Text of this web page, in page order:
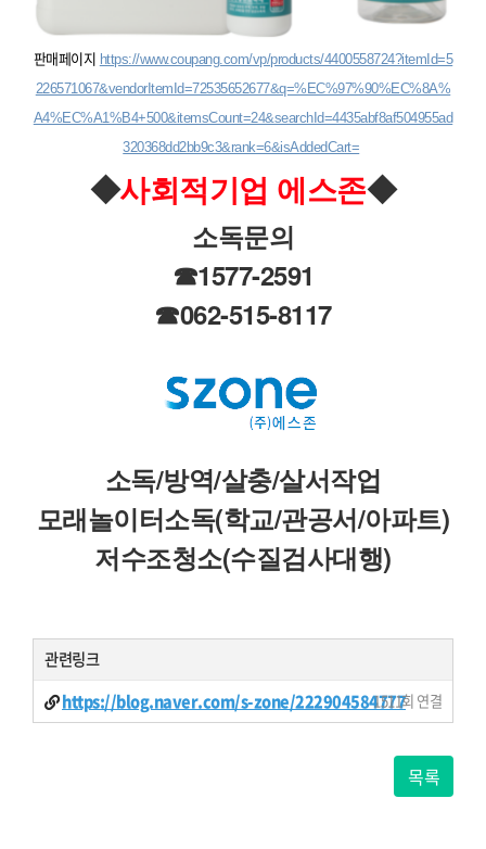
판매페이지 https://www.coupang.com/vp/products/4400558724?itemId=5
226571067&vendorItemId=72535652677&q=%EC%97%90%EC%8A%
A4%EC%A1%B4+500&itemsCount=24&searchId=4435abf8af504955ad
320368dd2bb9c3&rank=6&isAddedCart=
◆사회적기업 에스존◆
소독문의
☎1577-2591
☎062-515-8117
소독/방역/살충/살서작업
모래놀이터소독(학교/관공서/아파트)
저수조청소(수질검사대행)
관련링크
https://blog.naver.com/s-zone/2229045847771511회 연결
목록